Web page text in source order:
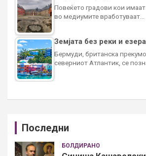
Повеќето градови кои
во медиумите вработуваат…
Земјата без реки и езера
Бермуди, британска
северниот Атлантик, се
Последни
БОЛДИРАНО